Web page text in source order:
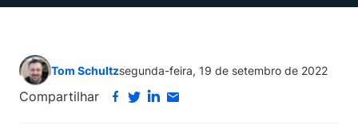
Tom Schultzsegunda-feira, 19 de setembro de 2022
Compartilhar